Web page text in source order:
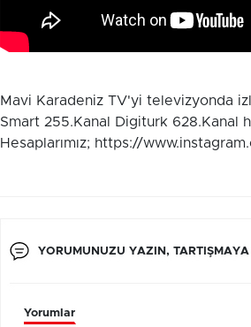
Mavi Karadeniz TV'yi televizyonda
Smart 255.Kanal Digiturk 628.Kanal
Hesaplarımız; https://
YORUMUNUZU YAZIN,
Yorumlar